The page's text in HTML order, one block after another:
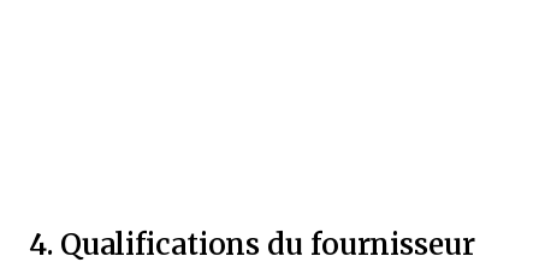
4. Qualifications du fournisseur